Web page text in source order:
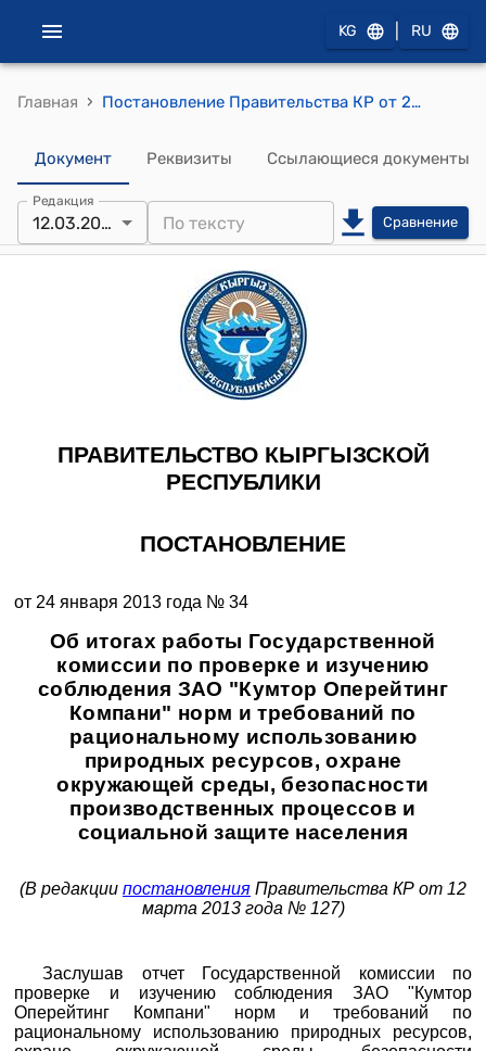
KG RU
Главная › Постановление Правительства КР от 24 января 2013 года № 34 "Об итогах работы Государственной комиссии по проверке и изучению соблюдения ЗАО "Кумтор Оперейтинг Компани" норм и требований по рациональному использованию природных ресурсов, охране окружающей среды, безопасности производственных процессов и социальной защите населения"
Документ Реквизиты Ссылающиеся документы
Редакция
12.03.2013 Сравнение